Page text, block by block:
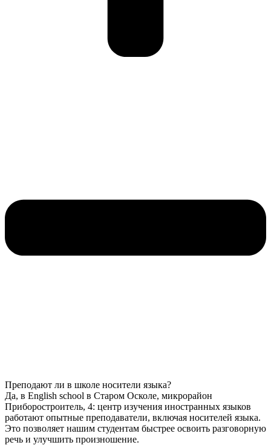
Преподают ли в школе носители языка?
Да, в English school в Старом Осколе, микрорайон
Приборостроитель, 4: центр изучения иностранных языков
работают опытные преподаватели, включая носителей языка.
Это позволяет нашим студентам быстрее освоить разговорную
речь и улучшить произношение.